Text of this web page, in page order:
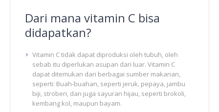
Dari mana vitamin C bisa
didapatkan?
Vitamin C tidak dapat diproduksi oleh tubuh, oleh
sebab itu diperlukan asupan dari luar. Vitamin C
dapat ditemukan dari berbagai sumber makanan,
seperti: Buah-buahan, seperti jeruk, pepaya, jambu
biji, stroberi, dan juga sayuran hijau, seperti brokoli,
kembang kol, maupun bayam.